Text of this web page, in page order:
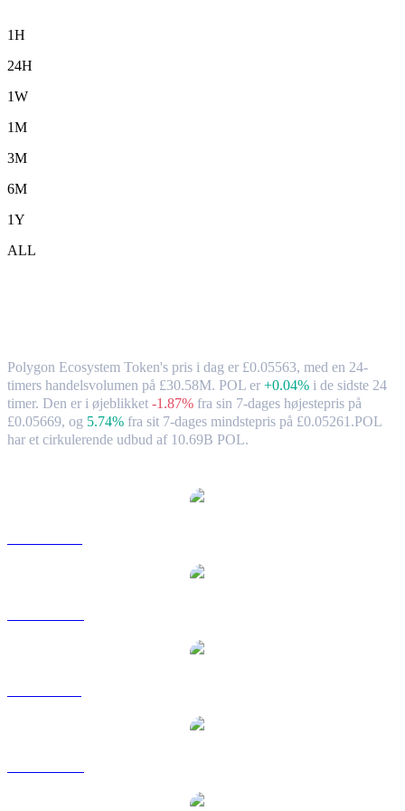
1H
24H
1W
1M
3M
6M
1Y
ALL
Polygon Ecosystem Token's pris i dag er £0.05563, med en 24-
timers handelsvolumen på £30.58M. POL er +0.04% i de sidste 24
timer. Den er i øjeblikket -1.87% fra sin 7-dages højestepris på
£0.05669, og 5.74% fra sit 7-dages mindstepris på £0.05261.POL
har et cirkulerende udbud af 10.69B POL.